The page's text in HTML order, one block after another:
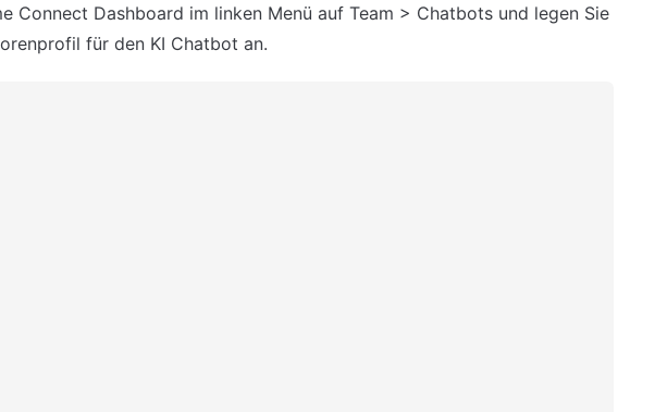
Connect Dashboard im linken Menü auf Team > Chatbots und legen Sie
für den KI Chatbot an.